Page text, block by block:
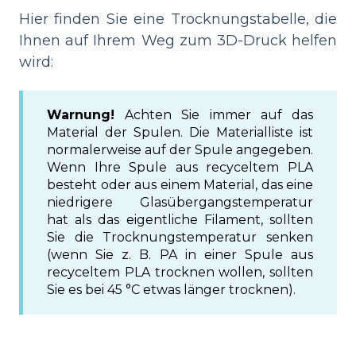
Hier finden Sie eine Trocknungstabelle, die
Ihnen auf Ihrem Weg zum 3D-Druck helfen
wird:
Warnung!Achten Sie immer auf das
Material der Spulen. Die Materialliste ist
normalerweise auf der Spule angegeben.
Wenn Ihre Spule aus recyceltem PLA
besteht oder aus einem Material, das eine
niedrigere Glasübergangstemperatur
hat als das eigentliche Filament, sollten
Sie die Trocknungstemperatur senken
(wenn Sie z. B. PA in einer Spule aus
recyceltem PLA trocknen wollen, sollten
Sie es bei 45 °C etwas länger trocknen).